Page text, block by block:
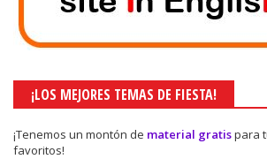
¡LOS MEJORES TEMAS DE FIESTA!
¡Tenemos un montón de material gratispara
favoritos!